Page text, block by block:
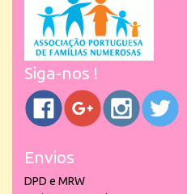
Siga-nos !
Envios
DPD e MRW